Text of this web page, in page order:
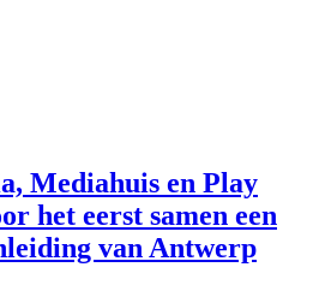
Mediahuis en Play
het eerst samen een
van Antwerp